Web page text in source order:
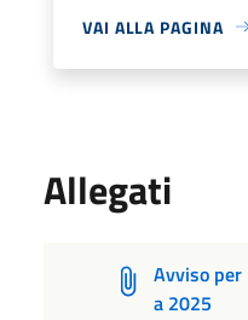
VAI ALLA PAGINA
Allegati
Avviso per
a 2025